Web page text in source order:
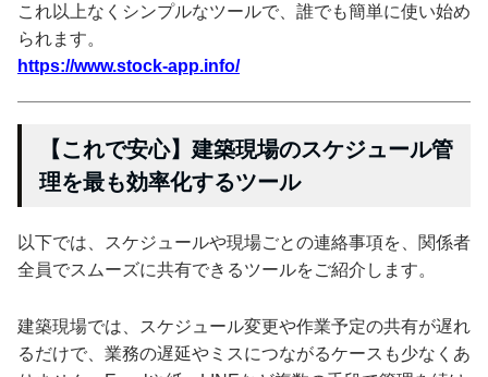
これ以上なくシンプルなツールで、誰でも簡単に使い始め
られます。
https://www.stock-app.info/
【これで安心】建築現場のスケジュール管
理を最も効率化するツール
以下では、スケジュールや現場ごとの連絡事項を、関係者
全員でスムーズに共有できるツールをご紹介します。
建築現場では、スケジュール変更や作業予定の共有が遅れ
るだけで、業務の遅延やミスにつながるケースも少なくあ